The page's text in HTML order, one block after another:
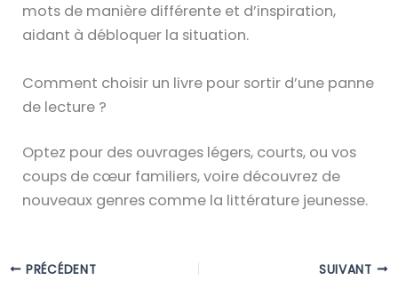
mots de manière différente et d’inspiration,
aidant à débloquer la situation.
Comment choisir un livre pour sortir d’une panne
de lecture ?
Optez pour des ouvrages légers, courts, ou vos
coups de cœur familiers, voire découvrez de
nouveaux genres comme la littérature jeunesse.
PRÉCÉDENT SUIVANT